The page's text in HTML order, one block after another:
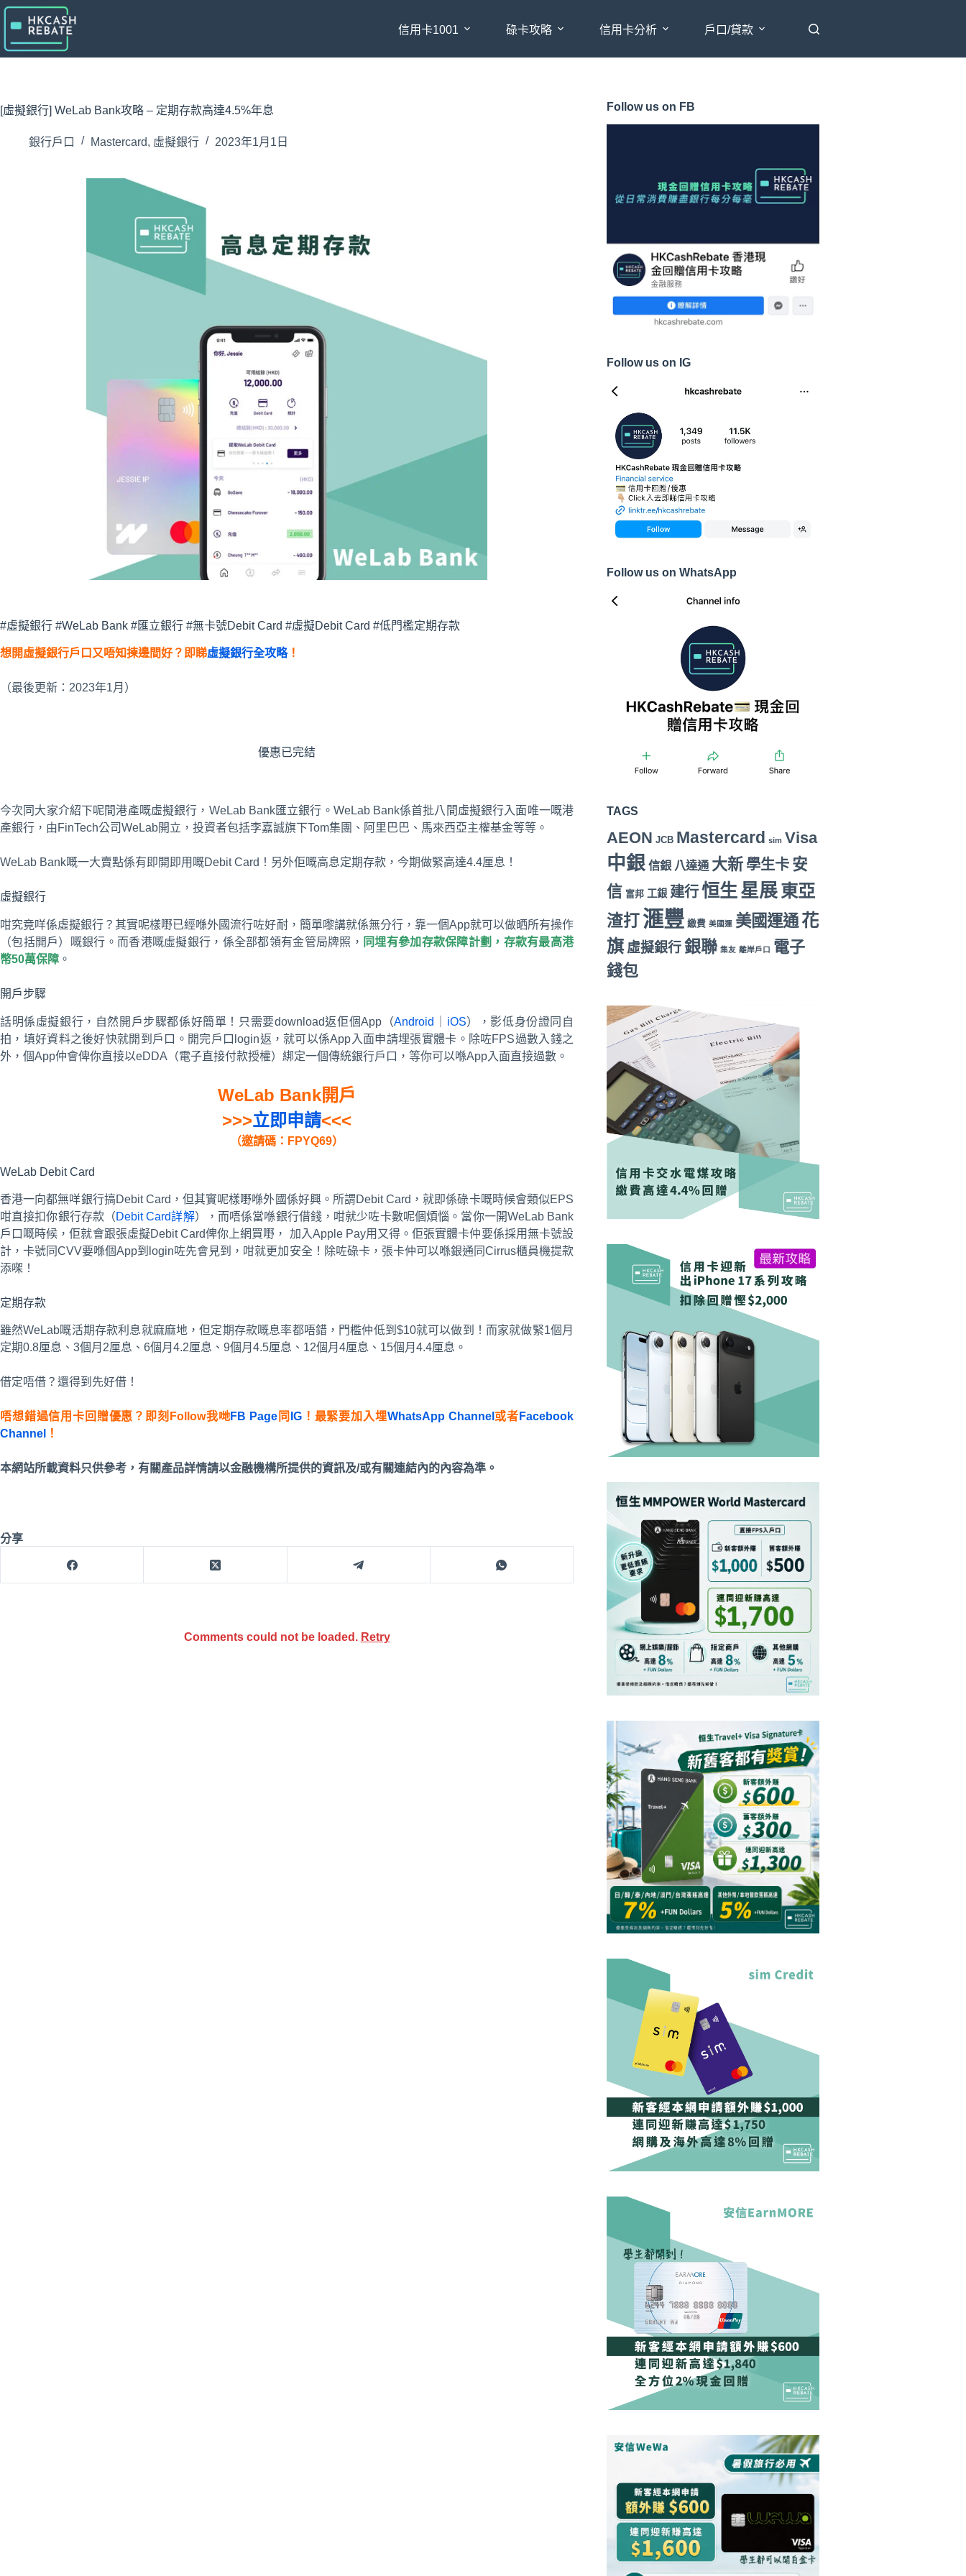
跳
至
主
要
信用卡1001 碌卡攻略 信用卡分析 戶口/貸款
[虛擬銀行] WeLab Bank攻略 – 定期存款高達4.5%年息
銀行戶口 Mastercard, 虛擬銀行 2023年1月1日
#虛擬銀行 #WeLab Bank #匯立銀行 #無卡號Debit Card #虛擬Debit Card #低門檻定期存款
想開虛擬銀行戶口又唔知揀邊間好？即睇虛擬銀行全攻略！
（最後更新：2023年1月）
優惠已完結
今次同大家介紹下呢間港產嘅虛擬銀行，WeLab Bank匯立銀行。WeLab Bank係首批八間虛擬銀行入面唯一嘅港
產銀行，由FinTech公司WeLab開立，投資者包括李嘉誠旗下Tom集團、阿里巴巴、馬來西亞主權基金等等。
WeLab Bank嘅一大賣點係有即開即用嘅Debit Card！另外佢嘅高息定期存款，今期做緊高達4.4厘息！
虛擬銀行
咁究竟咩係虛擬銀行？其實呢樣嘢已經喺外國流行咗好耐，簡單嚟講就係無分行，靠一個App就可以做晒所有操作
（包括開戶）嘅銀行。而香港嘅虛擬銀行，係全部都領有金管局牌照， 同埋有參加存款保障計劃，存款有最高港
幣50萬保障 。
開戶步驟
話明係虛擬銀行，自然開戶步驟都係好簡單！只需要download返佢個App（Android iOS），影低身份證同自
拍，填好資料之後好快就開到戶口。開完戶口login返，就可以係App入面申請埋張實體卡。除咗FPS過數入錢之
外，個App仲會俾你直接以eDDA（電子直接付款授權）綁定一個傳統銀行戶口，等你可以喺App入面直接過數。
WeLab Bank開戶
>>>立即申請<<<
（邀請碼：FPYQ69）
WeLab Debit Card
香港一向都無咩銀行搞Debit Card，但其實呢樣嘢喺外國係好興。所謂Debit Card，就即係碌卡嘅時候會類似EPS
咁直接扣你銀行存款（Debit Card詳解），而唔係當喺銀行借錢，咁就少咗卡數呢個煩惱。當你一開WeLab Bank
戶口嘅時候，佢就會跟張虛擬Debit Card俾你上網買嘢， 加入Apple Pay用又得。佢張實體卡仲要係採用無卡號設
計，卡號同CVV要喺個App到login咗先會見到，咁就更加安全！除咗碌卡，張卡仲可以喺銀通同Cirrus櫃員機提款
添㗎！
定期存款
雖然WeLab嘅活期存款利息就麻麻地，但定期存款嘅息率都唔錯，門檻仲低到$10就可以做到！而家就做緊1個月
定期0.8厘息、3個月2厘息、6個月4.2厘息、9個月4.5厘息、12個月4厘息、15個月4.4厘息。
借定唔借？還得到先好借！
唔想錯過信用卡回贈優惠？即刻Follow我哋FB Page 同 IG！最緊要加入埋WhatsApp Channel 或者 Facebook
Channel
！
本網站所載資料只供參考，有關產品詳情請以金融機構所提供的資訊及/或有關連結內的內容為準。
分享
Comments could not be loaded. Retry
Follow us on FB
Follow us on IG
Follow us on WhatsApp
TAGS
AEON JCB Mastercard sim Visa
中銀 信銀 八達通 大新 學生卡 安
信 富邦 工銀 建行恒生 星展東亞
渣打 滙豐 繳費 美國運 美國運通花
旗 虛擬銀行 銀聯 集友 離岸戶口 電子
錢包